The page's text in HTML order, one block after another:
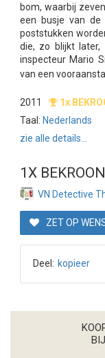
bom, waarbij
een busje van de
poststukken
die, zo blijkt later,
inspecteur Mario
van een
2011
1x
Taal: Nederlands
zie alle details...
1X
VN Detective
ZET OP
Deel: kopieer